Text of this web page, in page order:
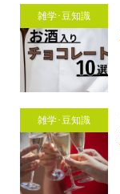
雑学･豆知識
雑学･豆知識